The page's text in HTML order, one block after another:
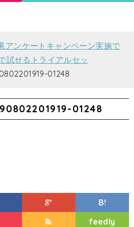
アンケートキャンペーン実施で
試せるトライアルセッ
01248
01248
B!
feedly